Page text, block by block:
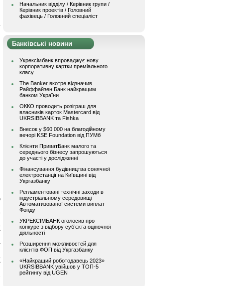
Начальник вiддiлу / Керівник групи /
Керівник проектів / Головний
фахівець / Головний спеціаліст
Банківські новини
Укрексімбанк впроваджує нову
корпоративну картки преміального
класу
The Banker вкотре відзначив
Райффайзен Банк найкращим
банком України
ОККО проводить розіграш для
власників карток Mastercard від
UKRSIBBANK та Fishka
Внесок у $60 000 на благодійному
вечорі KSE Foundation від ПУМб
Клієнти ПриватБанк малого та
середнього бізнесу запрошуються
до участі у дослідженні
Фінансування будівництва сонячної
електростанції на Київщині від
Укргазбанку
Регламентовані технічні заходи в
індустріальному середовищі
Автоматизованої системи виплат
Фонду
УКРЕКСІМБАНК оголосив про
конкурс з відбору суб’єкта оціночної
діяльності
Розширення можливостей для
клієнтів ФОП від Укргазбанку
«Найкращий роботодавець 2023»
UKRSIBBANK увійшов у ТОП-5
рейтингу від UGEN